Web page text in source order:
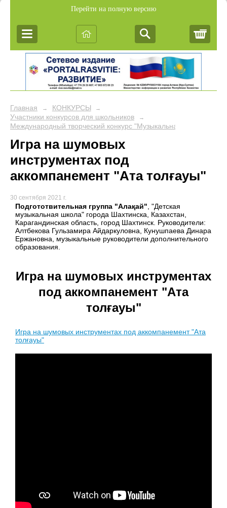
Перейти на полную версию
Главная → КОНКУРСЫ →
Участники конкурсов для школьников →
Международный творческий конкурс "Музыкальная сова"
Игра на шумовых
инструментах под
аккомпанемент "Ата толғауы"
30 сентября 2021 г.
Подгототвительная группа "Алақай", "Детская
музыкальная школа" города Шахтинска, Казахстан,
Карагандинская область, город Шахтинск. Руководители:
Алтбекова Гульзамира Айдаркуловна, Кунушпаева Динара
Ержановна, музыкальные руководители дополнительного
образования.
Игра на шумовых инструментах
под аккомпанемент "Ата
толғауы"
Игра на шумовых инструментах под аккомпанемент "Ата
толғауы"